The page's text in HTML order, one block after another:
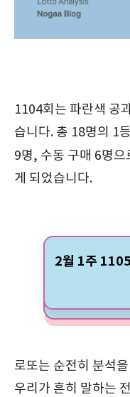
1104회는 파란색 공
습니다. 총 18명의 1
9명, 수동 구매 6명으
게 되었습니다.
2월 1주
로또는 순전히 분석
우리가 흔히 말하는